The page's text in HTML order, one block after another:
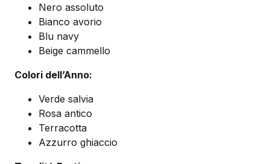
Nero assoluto
Bianco avorio
Blu navy
Beige cammello
Colori dell’Anno:
Verde salvia
Rosa antico
Terracotta
Azzurro ghiaccio